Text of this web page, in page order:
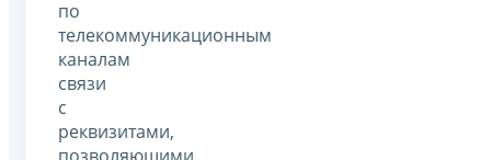
по
телекоммуникационным
каналам
связи
с
реквизитами,